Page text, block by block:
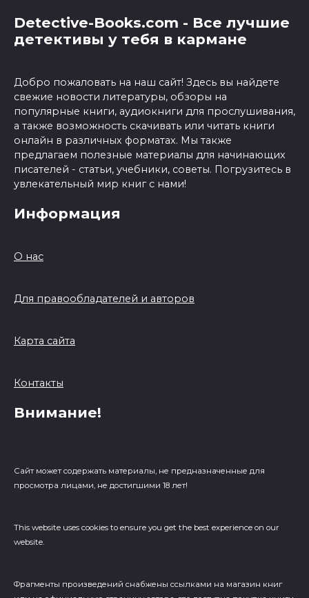
Detective-Books.com - Все лучшие
детективы у тебя в кармане
Добро пожаловать на наш сайт! Здесь вы найдете
свежие новости литературы, обзоры на
популярные книги, аудиокниги для прослушивания,
а также возможность скачивать или читать книги
онлайн в различных форматах. Мы также
предлагаем полезные материалы для начинающих
писателей - статьи, учебники, советы. Погрузитесь в
увлекательный мир книг с нами!
Информация
О нас
Для правообладателей и авторов
Карта сайта
Контакты
Внимание!
Сайт может содержать материалы, не предназначенные для
просмотра лицами, не достигшими 18 лет!
This website uses cookies to ensure you get the best experience on our
website.
Фрагменты произведений cнабжены ссылками на магазин книг